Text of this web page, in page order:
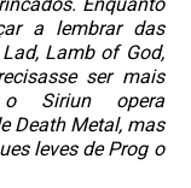
a lembrar das
Lamb of God,
ser mais
Siriun opera
Death Metal, mas
leves de Prog o